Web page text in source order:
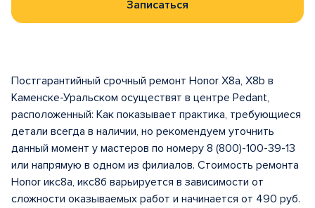
Записаться
Постгарантийный срочный ремонт Honor X8a, X8b в
Каменске-Уральском осуществят в центрe Pedant,
расположенный: Как показывает практика, требующиеся
детали всегда в наличии, но рекомендуем уточнить
данный момент у мастеров по номеру 8 (800)-100-39-13
или напрямую в одном из филиалов. Стоимость ремонта
Honor икс8а, икс8б варьируется в зависимости от
сложности оказываемых работ и начинается от 490 руб.